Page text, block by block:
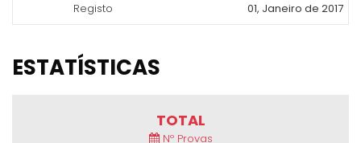
Registo
01, Janeiro de 2017
ESTATÍSTICAS
TOTAL
Nº Provas